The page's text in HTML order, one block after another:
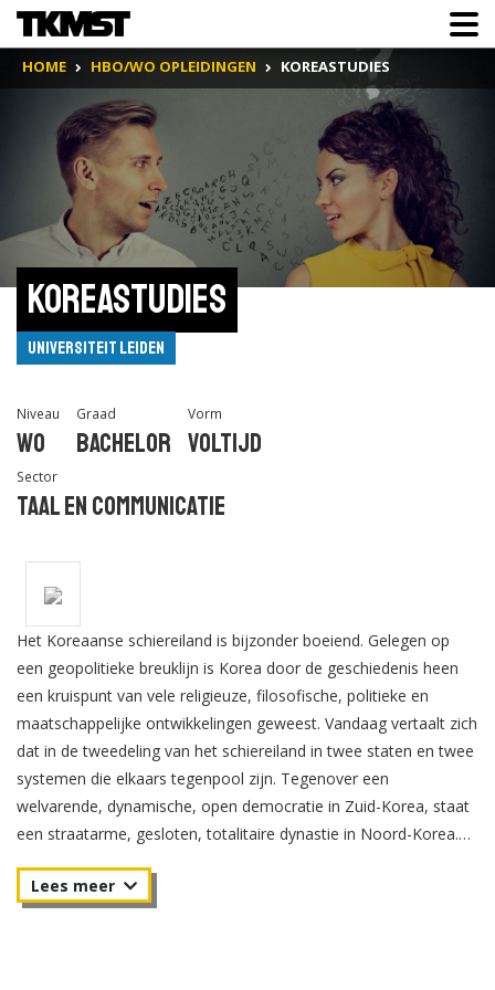
HOME HBO/WO OPLEIDINGEN KOREASTUDIES
Koreastudies
Universiteit Leiden
Niveau
Wo
Graad
Bachelor
Vorm
Voltijd
Sector
Taal en Communicatie
Het Koreaanse schiereiland is bijzonder boeiend. Gelegen op
een geopolitieke breuklijn is Korea door de geschiedenis heen
een kruispunt van vele religieuze, filosofische, politieke en
maatschappelijke ontwikkelingen geweest. Vandaag vertaalt zich
dat in de tweedeling van het schiereiland in twee staten en twee
systemen die elkaars tegenpool zijn. Tegenover een
welvarende, dynamische, open democratie in Zuid-Korea, staat
een straatarme, gesloten, totalitaire dynastie in Noord-Korea.
bestookt Noord-Korea de wereld met raketten. Bij de opleiding